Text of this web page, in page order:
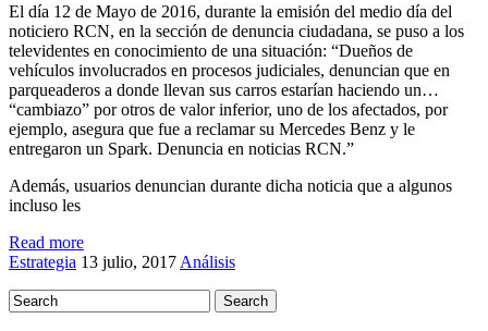
El día 12 de Mayo de 2016, durante la emisión del medio día del
noticiero RCN, en la sección de denuncia ciudadana, se puso a los
televidentes en conocimiento de una situación: “Dueños de
vehículos involucrados en procesos judiciales, denuncian que en
parqueaderos a donde llevan sus carros estarían haciendo un…
“cambiazo” por otros de valor inferior, uno de los afectados, por
ejemplo, asegura que fue a reclamar su Mercedes Benz y le
entregaron un Spark. Denuncia en noticias RCN.”
Además, usuarios denuncian durante dicha noticia que a algunos
incluso les
Read more
Estrategia 13 julio, 2017 Análisis